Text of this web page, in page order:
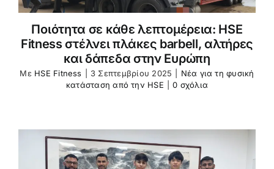
Ποιότητα σε κάθε λεπτομέρεια: HSE
Fitness στέλνει πλάκες barbell, αλτήρες
και δάπεδα στην Ευρώπη
Με HSE Fitness 3 Σεπτεμβρίου 2025
Νέα για τη φυσική
κατάσταση από την HSE
0 σχόλια